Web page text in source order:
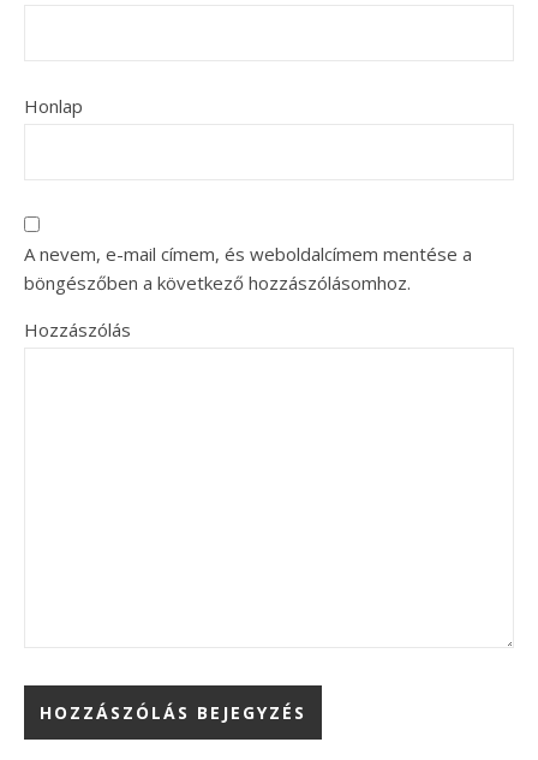
Honlap
A nevem, e-mail címem, és weboldalcímem mentése a
böngészőben a következő hozzászólásomhoz.
Hozzászólás